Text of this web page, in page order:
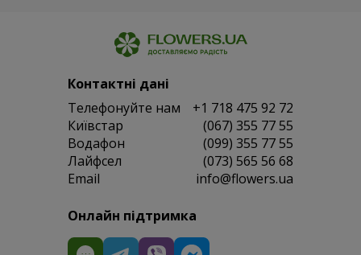
Контактні дані
Телефонуйте нам
+1 718 475 92 72
Київстар
(067) 355 77 55
Водафон
(099) 355 77 55
Лайфсел
(073) 565 56 68
Email
info@flowers.ua
Онлайн підтримка